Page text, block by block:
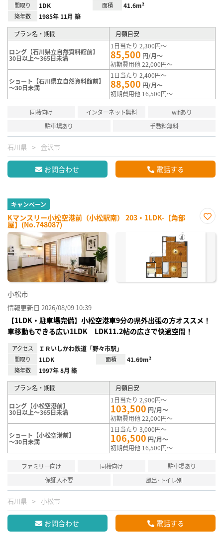
間取り 1DK 面積 41.6m²
築年数 1985年 11月 築
プラン名・期間 月額目安
ロング【石川県立自然資料館前】
30日以上～365日未満
1日当たり 2,300円～
85,500 円/月～
初期費用他 22,000円～
ショート【石川県立自然資料館前】
～30日未満
1日当たり 2,400円～
88,500 円/月～
初期費用他 16,500円～
同棲向け インターネット無料
wifiあり
駐車場あり
手数料無料
石川県 金沢市
お問合わせ 電話する
キャンペーン
Kマンスリー小松空港前（小松駅南） 203・1LDK-【角部
屋】(No.748087)
に入
小松市
情報更新日 2026/08/09 10:39
【1LDK・駐車場完備】小松空港車9分の県外出張の方オススメ！
車移動もできる広い1LDK LDK11.2帖の広さで快適空間！
アクセス ＩＲいしかわ鉄道「野々市駅」
間取り 1LDK 面積 41.69m²
築年数 1997年 8月 築
プラン名・期間 月額目安
ロング【小松空港前】
30日以上～365日未満
1日当たり 2,900円～
103,500 円/月～
初期費用他 22,000円～
ショート【小松空港前】
～30日未満
1日当たり 3,000円～
106,500 円/月～
初期費用他 16,500円～
ファミリー向け 同棲向け
駐車場あり
保証人不要
風呂･トイレ別
石川県 小松市
お問合わせ 電話する